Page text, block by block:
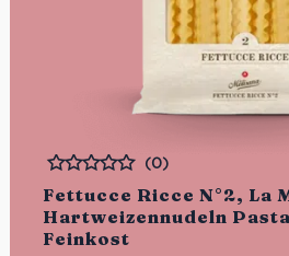
Fettucce Ricce N°2, La
Hartweizennudeln
Feinkost
Bewertet
(0)